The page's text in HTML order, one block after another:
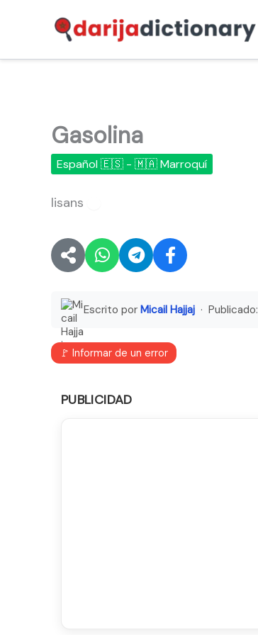
Gasolina
Español 🇪🇸 - 🇲🇦 Marroquí
lisans
Escrito por Micail Hajjaj · Publicado:
🚩 Informar de un error
PUBLICIDAD